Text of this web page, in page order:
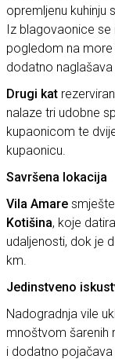
opremljenu kuhinju
Iz blagovaonice se
pogledom na
dodatno
Drugi kat
nalaze tri udobne
kupaonicom te
kupaonicu.
Savršena lokacija
Vila Amare
Kotišina, koje
udaljenosti, dok je
km.
Jedinstveno
Nadogradnja vile
mnoštvom šarenih
i dodatno